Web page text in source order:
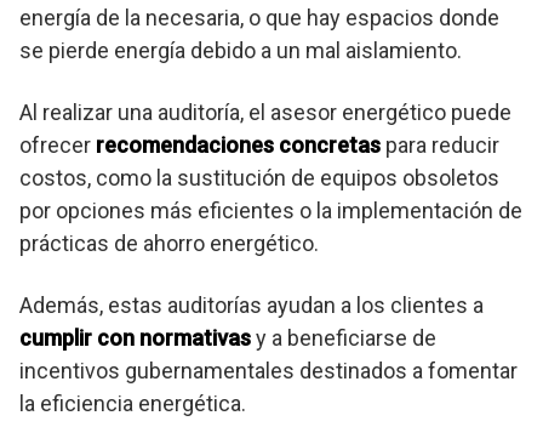
energía de la necesaria, o que hay espacios donde
se pierde energía debido a un mal aislamiento.
Al realizar una auditoría, el asesor energético puede
ofrecer recomendaciones concretas para reducir
costos, como la sustitución de equipos obsoletos
por opciones más eficientes o la implementación de
prácticas de ahorro energético.
Además, estas auditorías ayudan a los clientes a
cumplir con normativasy a beneficiarse de
incentivos gubernamentales destinados a fomentar
la eficiencia energética.